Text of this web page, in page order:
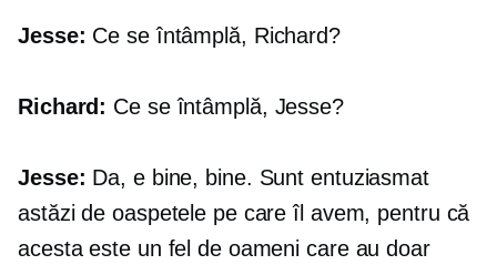
Jesse: Ce se întâmplă, Richard?
Richard: Ce se întâmplă, Jesse?
Jesse: Da, e bine, bine. Sunt entuziasmat
astăzi de oaspetele pe care îl avem, pentru că
acesta este un fel de oameni care au doar